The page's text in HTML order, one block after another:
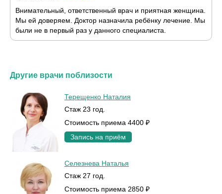
Внимательный, ответственный врач и приятная женщина.
Мы ей доверяем. Доктор назначила ребёнку лечение. Мы
были не в первый раз у данного специалиста.
Другие врачи поблизости
Терещенко Наталия
Стаж 23 год.
Стоимость приема 4400 ₽
Запись на приём
Селезнева Наталья
Стаж 27 год.
Стоимость приема 2850 ₽